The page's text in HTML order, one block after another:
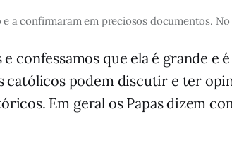
a confirmaram em preciosos documentos.
confessamos que ela é grande e
podem discutir e ter
Em geral os Papas dizem